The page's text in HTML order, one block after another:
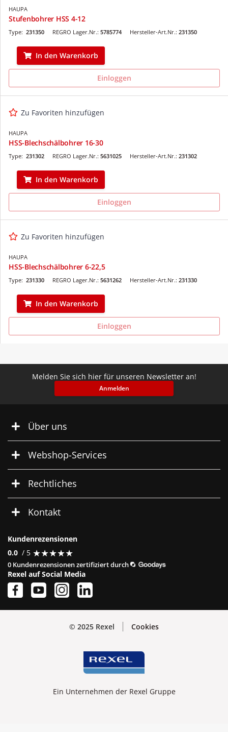
HAUPA
Stufenbohrer HSS 4-12
REGRO Lager.Nr.: 5785774
Type: 231350 Hersteller-Art.Nr.: 231350
In den Warenkorb
Einloggen
Zu Favoriten hinzufügen
HAUPA
HSS-Blechschälbohrer 16-30
REGRO Lager.Nr.: 5631025
Type: 231302 Hersteller-Art.Nr.: 231302
In den Warenkorb
Einloggen
Zu Favoriten hinzufügen
HAUPA
HSS-Blechschälbohrer 6-22,5
REGRO Lager.Nr.: 5631262
Type: 231330 Hersteller-Art.Nr.: 231330
In den Warenkorb
Einloggen
Melden Sie sich hier für unseren Newsletter an!
Anmelden
Über uns
Webshop-Services
Rechtliches
Kontakt
Kundenrezensionen
0.0 / 5 ★★★★★
★★★★★
0 Kundenrezensionen zertifiziert durch
Rexel auf Social Media
© 2025 Rexel Cookies
Ein Unternehmen der Rexel Gruppe